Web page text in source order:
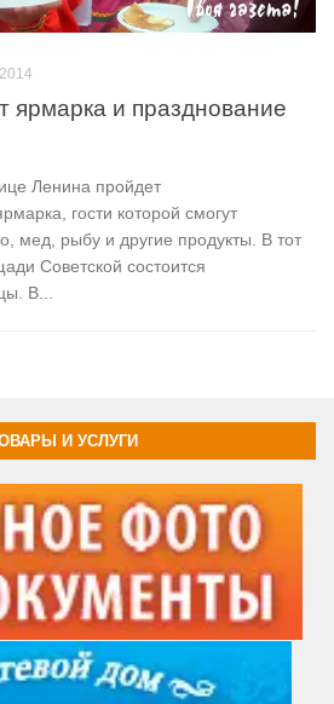
ярмарка и празднование
Ленина пройдет
гости которой смогут
мед, рыбу и другие продукты. В тот
Советской состоится
В...
И УСЛУГИ